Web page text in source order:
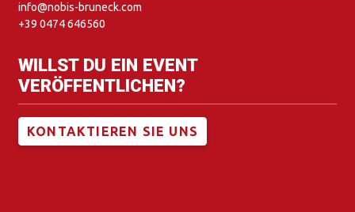
info@nobis-bruneck.com
+39 0474 646560
WILLST DU EIN EVENT
VERÖFFENTLICHEN?
KONTAKTIEREN SIE UNS